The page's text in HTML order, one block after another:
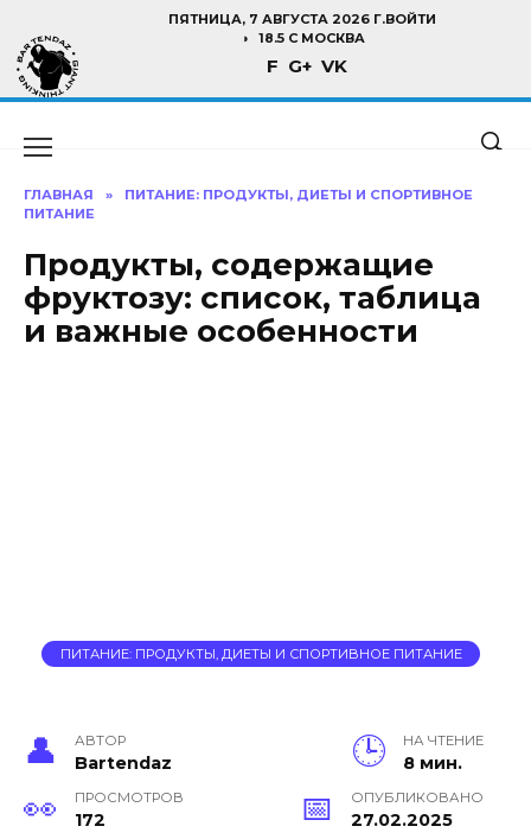
содержанию
ПЯТНИЦА, 7 АВГУСТА 2026 Г.ВОЙТИ
18.5 C МОСКВА
F G+ VK
ГЛАВНАЯ »
ПИТАНИЕ: ПРОДУКТЫ, ДИЕТЫ И СПОРТИВНОЕ
ПИТАНИЕ
Продукты, содержащие
фруктозу: список, таблица
и важные особенности
ПИТАНИЕ: ПРОДУКТЫ, ДИЕТЫ И СПОРТИВНОЕ ПИТАНИЕ
АВТОР
Bartendaz
НА ЧТЕНИЕ
8 мин.
ПРОСМОТРОВ
172
ОПУБЛИКОВАНО
27.02.2025